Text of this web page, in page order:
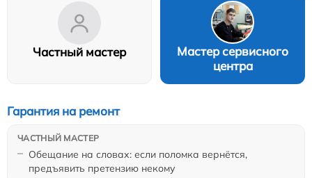
Частный мастер
Мастер сервисного
центра
Обещание на словах: если поломка вернётся,
предъявить претензию некому
Гарантия на ремонт